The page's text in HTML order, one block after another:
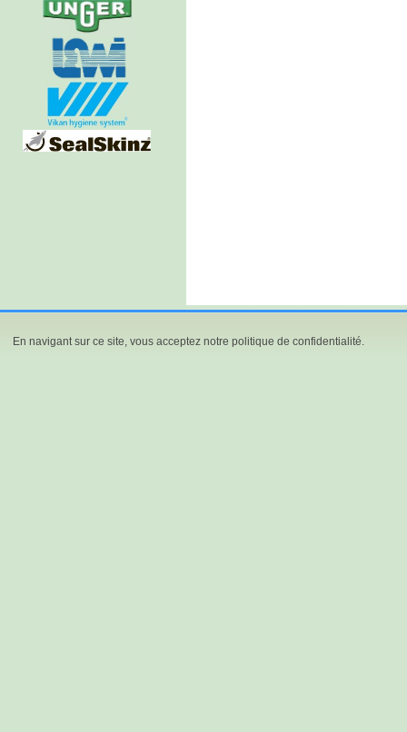
En navigant sur ce site, vous acceptez notre politique de confidentialité.